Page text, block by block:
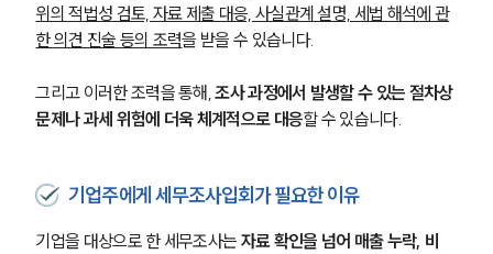
위의 적법성 검토, 자료 제출 대응, 사실관계 설명, 세법 해석에 관
한 의견 진술 등의 조력을 받을 수 있습니다.
그리고 이러한 조력을 통해, 조사 과정에서 발생할 수 있는 절차상
문제나 과세 위험에 더욱 체계적으로 대응할 수 있습니다.
기업주에게 세무조사입회가 필요한 이유
기업을 대상으로 한 세무조사는 자료 확인을 넘어 매출 누락, 비